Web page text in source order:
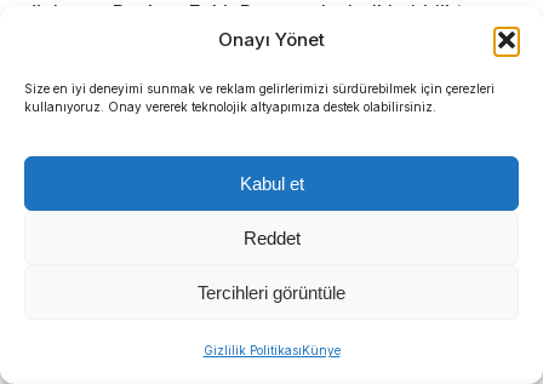
Onayı Yönet
Size en iyi deneyimi sunmak ve reklam gelirlerimizi sürdürebilmek için çerezleri
kullanıyoruz. Onay vererek teknolojik altyapımıza destek olabilirsiniz.
Kabul et
Reddet
Tercihleri görüntüle
Gizlilik PolitikasıKünye
dinleyen Başkan Eşki, Bornova’yı halkla birlikte,
ortak akılla yönettiklerini vurguladı.
Bornova Belediye Başkanı Ömer Eşki, katılımcı
gezilerine Çamdibi Bölgesi ile devam etti. Akşam
saatlerinde gerçekleşen ziyarette Başkan Eşki,
mahalle sakinleriyle bir araya gelerek